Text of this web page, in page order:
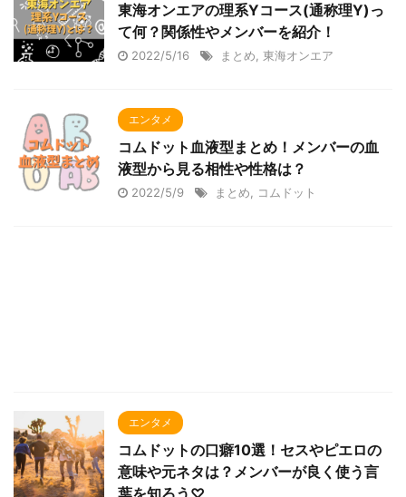
東海オンエアの理系Yコース(通称理Y)っ
て何？関係性やメンバーを紹介！
2022/5/16 まとめ, 東海オンエア
エンタメ
コムドット血液型まとめ！メンバーの血
液型から見る相性や性格は？
2022/5/9 まとめ, コムドット
エンタメ
コムドットの口癖10選！セスやピエロの
意味や元ネタは？メンバーが良く使う言